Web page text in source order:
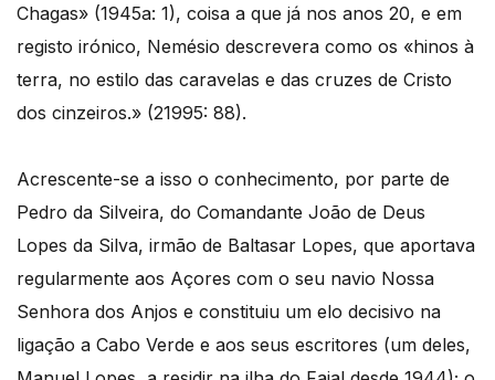
Chagas» (1945a: 1), coisa a que já nos anos 20, e em
registo irónico, Nemésio descrevera como os «hinos à
terra, no estilo das caravelas e das cruzes de Cristo
dos cinzeiros.» (21995: 88).
Acrescente-se a isso o conhecimento, por parte de
Pedro da Silveira, do Comandante João de Deus
Lopes da Silva, irmão de Baltasar Lopes, que aportava
regularmente aos Açores com o seu navio Nossa
Senhora dos Anjos e constituiu um elo decisivo na
ligação a Cabo Verde e aos seus escritores (um deles,